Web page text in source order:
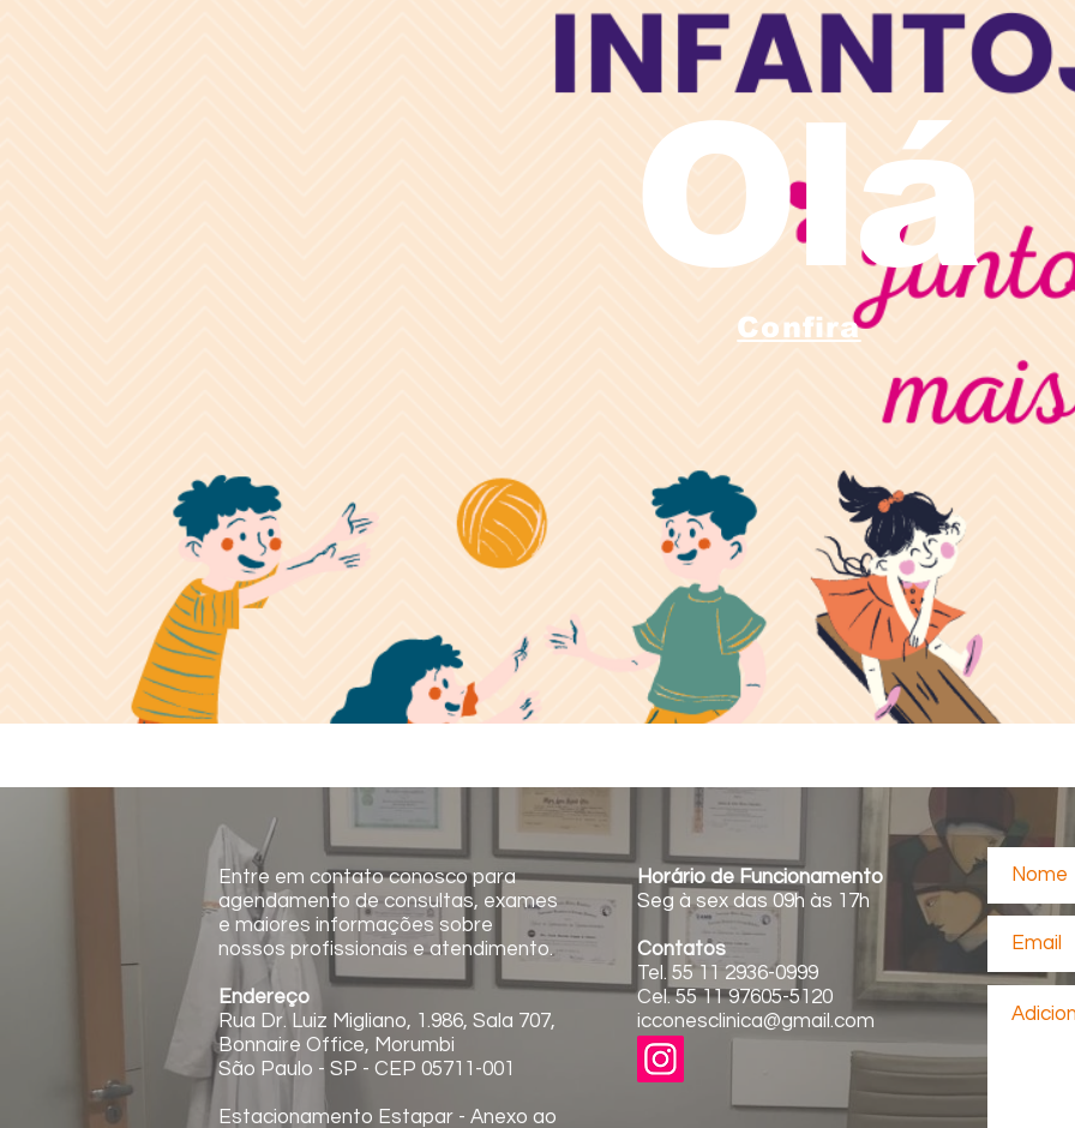
Olá
Confira
Horário de Funcionamento
Seg à sex das 09h às 17h
Contatos
Tel. 55 11 2936-0999
Cel. 55 11 97605-5120
icconesclinica@gmail.com
Entre em contato conosco para
agendamento de consultas, exames
e maiores informações sobre
nossos profissionais e atendimento.
Endereço
Rua Dr. Luiz Migliano, 1.986, Sala 707,
Bonnaire Office, Morumbi
São Paulo - SP - CEP 05711-001
Estacionamento Estapar - Anexo ao